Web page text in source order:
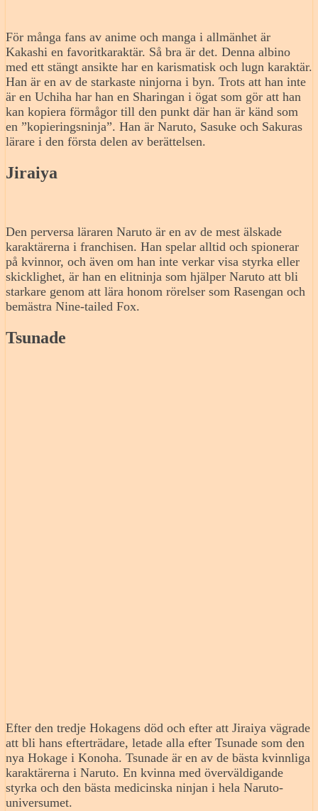
För många fans av anime och manga i allmänhet är
Kakashi en favoritkaraktär. Så bra är det. Denna albino
med ett stängt ansikte har en karismatisk och lugn karaktär.
Han är en av de starkaste ninjorna i byn. Trots att han inte
är en Uchiha har han en Sharingan i ögat som gör att han
kan kopiera förmågor till den punkt där han är känd som
en ”kopieringsninja”. Han är Naruto, Sasuke och Sakuras
lärare i den första delen av berättelsen.
Jiraiya
Den perversa läraren Naruto är en av de mest älskade
karaktärerna i franchisen. Han spelar alltid och spionerar
på kvinnor, och även om han inte verkar visa styrka eller
skicklighet, är han en elitninja som hjälper Naruto att bli
starkare genom att lära honom rörelser som Rasengan och
bemästra Nine-tailed Fox.
Tsunade
Efter den tredje Hokagens död och efter att Jiraiya vägrade
att bli hans efterträdare, letade alla efter Tsunade som den
nya Hokage i Konoha. Tsunade är en av de bästa kvinnliga
karaktärerna i Naruto. En kvinna med överväldigande
styrka och den bästa medicinska ninjan i hela Naruto-
universumet.